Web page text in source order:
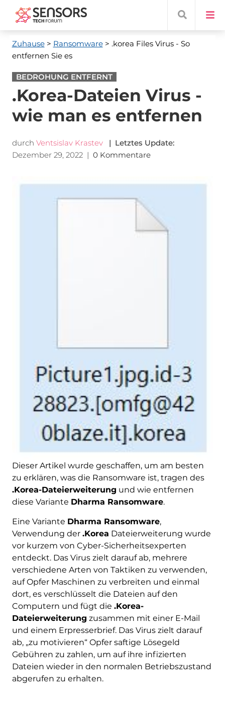
Zuhause> Ransomware> .korea Files Virus - So
entfernen Sie es
BEDROHUNG ENTFERNT
.Korea-Dateien Virus -
wie man es entfernen
durch Ventsislav Krastev
| Letztes Update:
Dezember 29, 2022| 0 Kommentare
Dieser Artikel wurde geschaffen, um am besten
zu erklären, was die Ransomware ist, tragen des
.Korea-Dateierweiterung und wie entfernen
diese Variante Dharma Ransomware.
Eine Variante Dharma Ransomware,
Verwendung der .Korea Dateierweiterung wurde
vor kurzem von Cyber-Sicherheitsexperten
entdeckt. Das Virus zielt darauf ab, mehrere
verschiedene Arten von Taktiken zu verwenden,
auf Opfer Maschinen zu verbreiten und einmal
dort, es verschlüsselt die Dateien auf den
Computern und fügt die .Korea-
Dateierweiterung zusammen mit einer E-Mail
und einem Erpresserbrief. Das Virus zielt darauf
ab, „zu motivieren“ Opfer saftige Lösegeld
Gebühren zu zahlen, um auf ihre infizierten
Dateien wieder in den normalen Betriebszustand
abgerufen zu erhalten.